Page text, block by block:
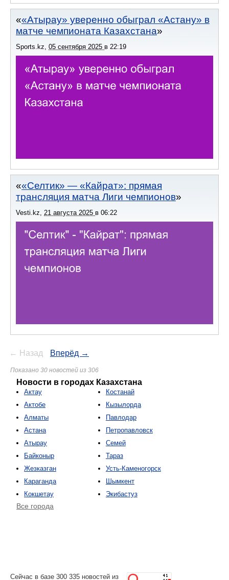
«Атырау» уверенно обыграл «Астану» в
матче чемпионата Казахстана
Sports.kz 05 сентября 2025 в 22:19
«Селтик» — «Кайрат»: прямая
трансляция матча Лиги чемпионов
Vesti.kz 21 августа 2025 в 06:22
← Назад Вперёд →
Показано 30 новостей из 306
Новости в городах Казахстана
Актау
Актобе
Алматы
Астана
Атырау
Байконыр
Жезказган
Караганда
Кокшетау
Костанай
Кызылорда
Павлодар
Петропавловск
Семей
Тараз
Усть-Каменогорск
Шымкент
Экибастуз
Все города
Сейчас в базе 300 335 новостей из